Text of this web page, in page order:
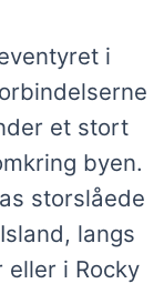
i
et stort
byen.
storslåede
langs
eller i Rocky